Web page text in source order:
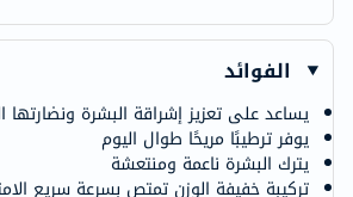
الفوائد
يساعد على تعزيز إشراقة البشرة ونضارتها
يوفر ترطيبًا مريحًا طوال اليوم
يترك البشرة ناعمة ومنتعشة
تركيبة خفيفة الوزن تمتص بسرعة سريع